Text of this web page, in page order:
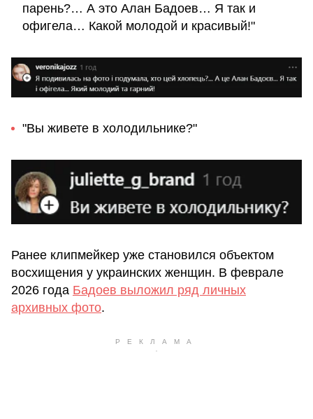
парень?… А это Алан Бадоев… Я так и
офигела… Какой молодой и красивый!"
"Вы живете в холодильнике?"
Ранее клипмейкер уже становился объектом
восхищения у украинских женщин. В феврале
2026 года Бадоев выложил ряд личных
архивных фото.